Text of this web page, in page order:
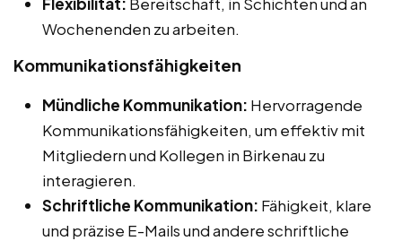
Wochenenden zu arbeiten.
Kommunikationsfähigkeiten
Mündliche Kommunikation: Hervorragende
Kommunikationsfähigkeiten, um effektiv mit
Mitgliedern und Kollegen in Birkenau zu
interagieren.
Schriftliche Kommunikation: Fähigkeit, klare
und präzise E-Mails und andere schriftliche